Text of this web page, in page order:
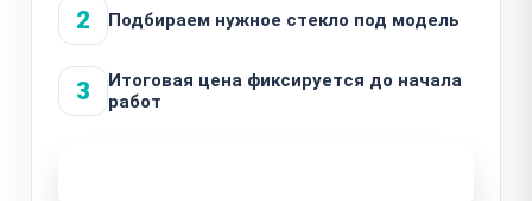
2 Подбираем нужное стекло под модель
3
Итоговая цена фиксируется до начала
работ